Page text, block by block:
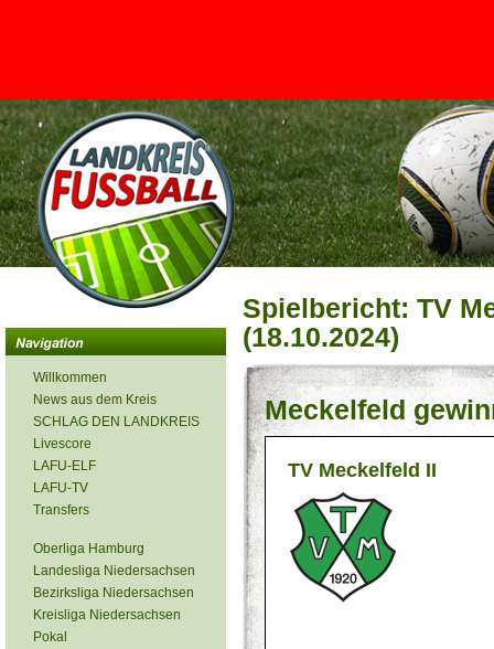
<
Willkommen
News aus dem Kreis
SCHLAG DEN LANDKREIS
Livescore
LAFU-ELF
LAFU-TV
Transfers
Oberliga Hamburg
Landesliga Niedersachsen
Bezirksliga Niedersachsen
Kreisliga Niedersachsen
Pokal
Spielbericht: TV
(18.10.2024)
Meckelfeld
TV Meckelfeld II